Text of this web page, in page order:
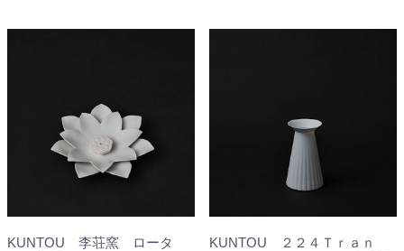
KUNTOU 李荘窯 ロータ
KUNTOU ２２４Ｔｒａｎ